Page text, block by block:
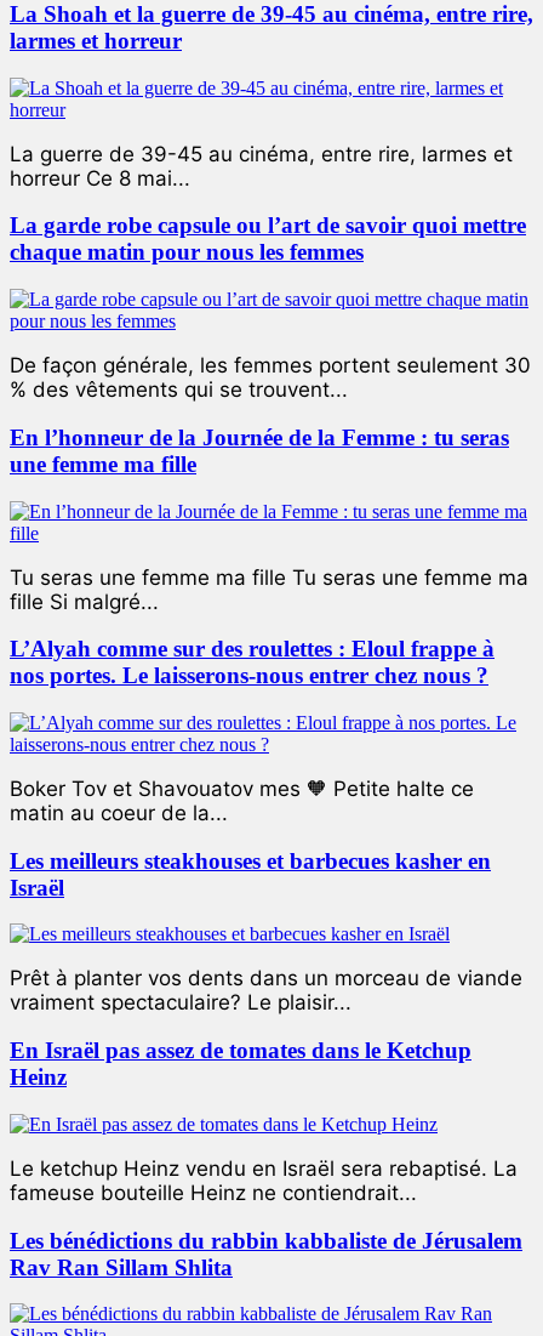
La Shoah et la guerre de 39-45 au cinéma, entre rire,
larmes et horreur
La guerre de 39-45 au cinéma, entre rire, larmes et
horreur Ce 8 mai...
La garde robe capsule ou l’art de savoir quoi mettre
chaque matin pour nous les femmes
De façon générale, les femmes portent seulement 30
% des vêtements qui se trouvent...
En l’honneur de la Journée de la Femme : tu seras
une femme ma fille
Tu seras une femme ma fille Tu seras une femme ma
fille Si malgré...
L’Alyah comme sur des roulettes : Eloul frappe à
nos portes. Le laisserons-nous entrer chez nous ?
Boker Tov et Shavouatov mes 🧡 Petite halte ce
matin au coeur de la...
Les meilleurs steakhouses et barbecues kasher en
Israël
Prêt à planter vos dents dans un morceau de viande
vraiment spectaculaire? Le plaisir...
En Israël pas assez de tomates dans le Ketchup
Heinz
Le ketchup Heinz vendu en Israël sera rebaptisé. La
fameuse bouteille Heinz ne contiendrait...
Les bénédictions du rabbin kabbaliste de Jérusalem
Rav Ran Sillam Shlita